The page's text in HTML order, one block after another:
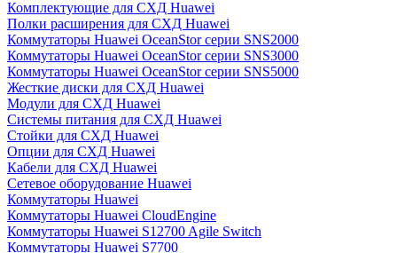
Комплектующие для СХД Huawei
Полки расширения для СХД Huawei
Коммутаторы Huawei OceanStor серии SNS2000
Коммутаторы Huawei OceanStor серии SNS3000
Коммутаторы Huawei OceanStor серии SNS5000
Жесткие диски для СХД Huawei
Модули для СХД Huawei
Системы питания для СХД Huawei
Стойки для СХД Huawei
Опции для СХД Huawei
Кабели для СХД Huawei
Сетевое оборудование Huawei
Коммутаторы Huawei
Коммутаторы Huawei CloudEngine
Коммутаторы Huawei S12700 Agile Switch
Коммутаторы Huawei S7700